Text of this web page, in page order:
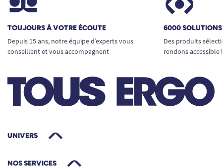
TOUJOURS À VOTRE ÉCOUTE
Depuis 15 ans, notre équipe d’experts vous
conseillent et vous accompagnent
6000
Des produits
rendons
UNIVERS
NOS SERVICES